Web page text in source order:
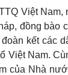
Việt
đồng bào
kết các
Việt Nam.
của Nhà